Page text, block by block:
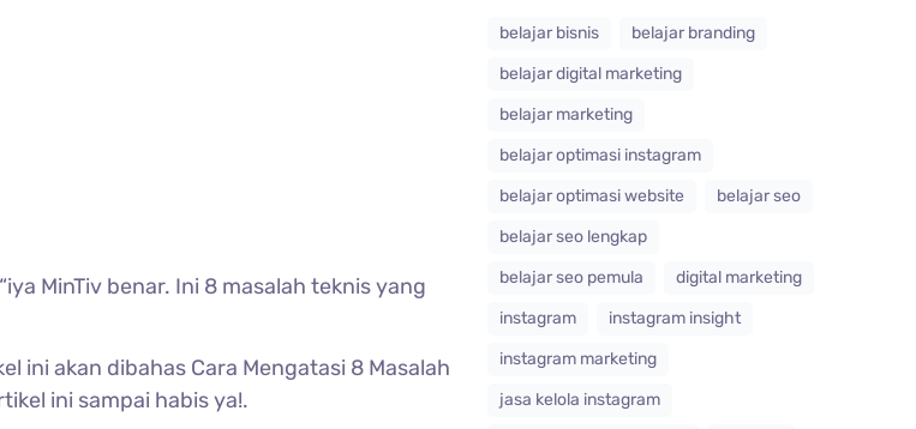
MinTiv benar. Ini 8 masalah teknis yang
ini akan dibahas Cara Mengatasi 8 Masalah
ini sampai habis ya!.
belajar bisnis
belajar branding
belajar digital marketing
belajar marketing
belajar optimasi instagram
belajar optimasi website
belajar seo
belajar seo lengkap
belajar seo pemula
digital marketing
instagram
instagram insight
instagram marketing
jasa kelola instagram